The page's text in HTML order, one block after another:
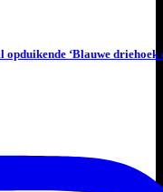
‘Blauwe driehoek